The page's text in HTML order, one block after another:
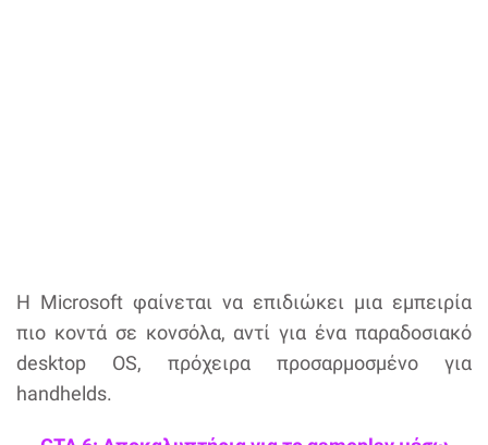
Η Microsoft φαίνεται να επιδιώκει μια εμπειρία
πιο κοντά σε κονσόλα, αντί για ένα παραδοσιακό
desktop OS, πρόχειρα προσαρμοσμένο για
handhelds.